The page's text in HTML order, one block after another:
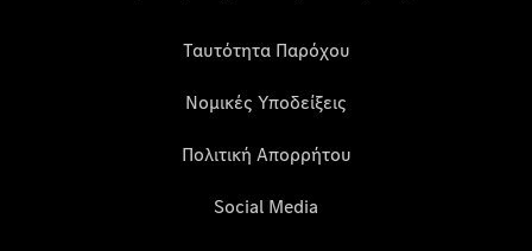
Ταυτότητα Παρόχου
Νομικές Υποδείξεις
Πολιτική Απορρήτου
Social Media